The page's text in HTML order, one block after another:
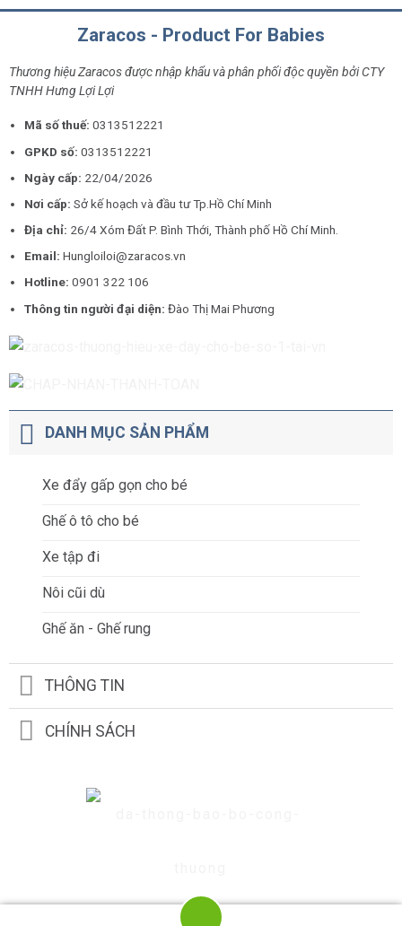
Zaracos - Product For Babies
Thương hiệu Zaracos được nhập khẩu và phân phối độc quyền bởi CTY
TNHH Hưng Lợi Lợi
Mã số thuế: 0313512221
GPKD số:0313512221
Ngày cấp: 22/04/2026
Nơi cấp:Sở kế hoạch và đầu tư Tp.Hồ Chí Minh
Địa chỉ: 26/4 Xóm Đất P. Bình Thới, Thành phố Hồ Chí Minh.
Email:Hungloiloi@zaracos.vn
Hotline:0901 322 106
Thông tin người đại diện:Đào Thị Mai Phương
DANH MỤC SẢN PHẨM
Xe đẩy gấp gọn cho bé
Ghế ô tô cho bé
Xe tập đi
Nôi cũi dù
Ghế ăn - Ghế rung
THÔNG TIN
CHÍNH SÁCH